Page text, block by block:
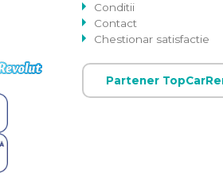
Conditii
Contact
Chestionar satisfactie
Partener